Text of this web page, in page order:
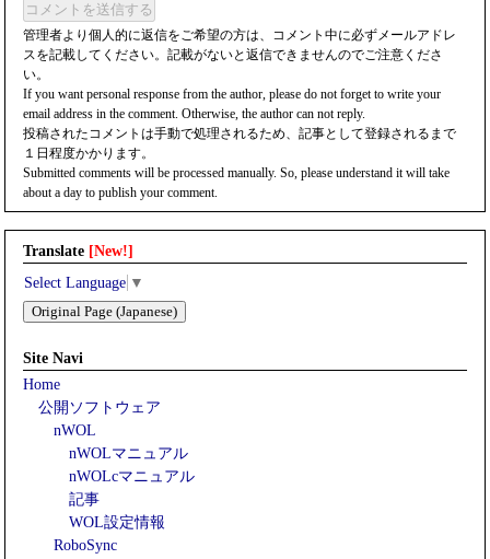
コメントを送信する
管理者より個人的に返信をご希望の方は、コメント中に必ずメールアドレ
スを記載してください。記載がないと返信できませんのでご注意くださ
い。
If you want personal response from the author, please do not forget to write your
email address in the comment. Otherwise, the author can not reply.
投稿されたコメントは手動で処理されるため、記事として登録されるまで
１日程度かかります。
Submitted comments will be processed manually. So, please understand it will take
about a day to publish your comment.
Translate [New!]
Select Language ▼
Original Page (Japanese)
Site Navi
Home
公開ソフトウェア
nWOL
nWOLマニュアル
nWOLcマニュアル
記事
WOL設定情報
RoboSync